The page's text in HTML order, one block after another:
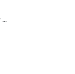
Banken rechnen mit weiterer Konsolidierung